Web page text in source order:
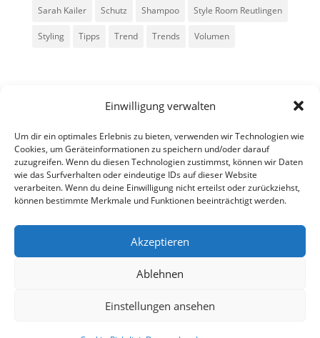
Einwilligung verwalten
Um dir ein optimales Erlebnis zu bieten, verwenden wir Technologien wie
Cookies, um Geräteinformationen zu speichern und/oder darauf
zuzugreifen. Wenn du diesen Technologien zustimmst, können wir Daten
wie das Surfverhalten oder eindeutige IDs auf dieser Website
verarbeiten. Wenn du deine Einwilligung nicht erteilst oder zurückziehst,
können bestimmte Merkmale und Funktionen beeinträchtigt werden.
Akzeptieren
Ablehnen
Einstellungen ansehen
Sarah Kailer Schutz Shampoo Style Room Reutlingen
Styling Tipps Trend Trends Volumen
Alle Rechte vorbehalten - Sarah Kailer
fain g